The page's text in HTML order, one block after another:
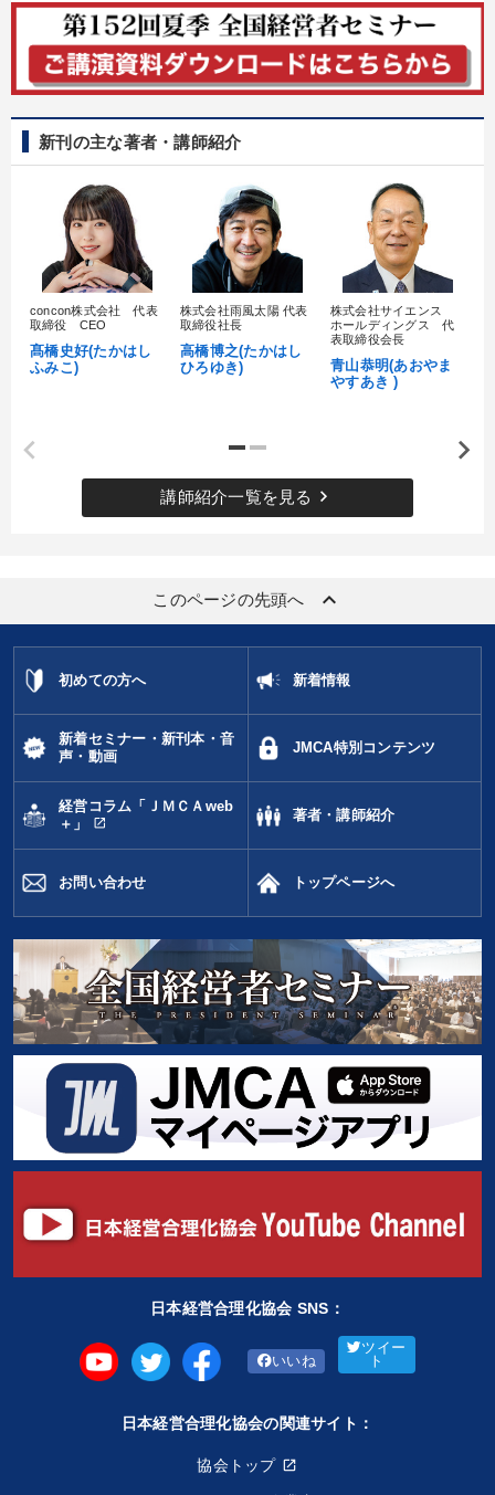
新刊の主な著者・講師紹介
concon株式会社 代表
取締役 CEO
髙橋史好(たかはし
ふみこ)
株式会社雨風太陽 代表
取締役社長
高橋博之(たかはし
ひろゆき)
株式会社サイエンス
ホールディングス 代
表取締役会長
青山恭明(あおやま
やすあき )
講師紹介一覧を見る keyboard_arrow_right
このページの先頭へ keyboard_arrow_up
初めての方へ 新着情報
新着セミナー・新刊本・音
声・動画
JMCA特別コンテンツ
経営コラム「ＪＭＣＡweb
＋」
open_in_new
著者・講師紹介
お問い合わせ トップページへ
日本経営合理化協会 SNS：
いいね
ツイー
ト
日本経営合理化協会の関連サイト：
協会トップ